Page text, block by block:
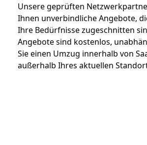
Unsere geprüften
Ihnen unverbindliche Angebote,
Ihre Bedürfnisse zugeschnitten
Angebote sind kostenlos,
Sie einen Umzug innerhalb von
außerhalb Ihres aktuellen